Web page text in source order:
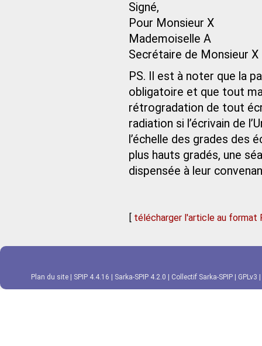
Signé,
Pour Monsieur X
Mademoiselle A
Secrétaire de Monsieur X
PS. Il est à noter que la
obligatoire et que tout
rétrogradation de tout
radiation si l’écrivain de
l’échelle des grades des
plus hauts gradés, une
dispensée à leur
[ télécharger l'article au format
Plan du site SPIP 4.4.16 Sarka-SPIP 4.2.0 Collectif Sarka-SPIP GPLv3